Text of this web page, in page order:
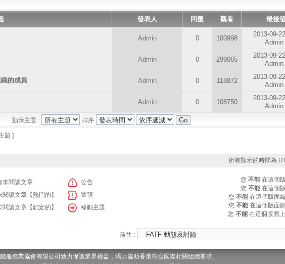
發表人 回覆 觀看 最後
Admin 0 100998
2013-09-
Admin
Admin 0 299065
2013-09-
Admin
的成員 Admin 0 118872
2013-09-
Admin
Admin 0 108750
2013-09-
Admin
顯示主題 : 排序
題 ]
所有顯示的時間為
未閱讀文章
公告
閱讀文章【熱門的】
置頂
閱讀文章【鎖定的】 移動主題
您 不能 在這個
您 不能 在這個
您 不能 在這個版面
您 不能 在這個版面
您 不能 在這個版面
前往 :
服務業協會有限公司致力保護業界權益，竭力協助香港符合國際相關組織要求。